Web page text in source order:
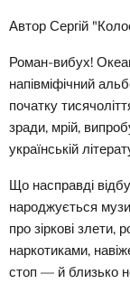
Автор Сергій
Роман-вибух!
напівміфічний
початку
зради, мрій,
українській
Що насправді
народжується
про зіркові злети,
наркотиками,
стоп — й близько